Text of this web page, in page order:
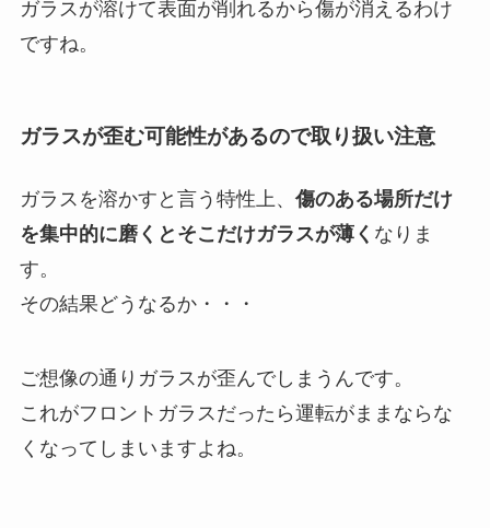
ガラスが溶けて表面が削れるから傷が消えるわけ
ですね。
ガラスが歪む可能性があるので取り扱い注意
ガラスを溶かすと言う特性上、 傷のある場所だけ
を集中的に磨くとそこだけガラスが薄く なりま
す。
その結果どうなるか・・・
ご想像の通りガラスが歪んでしまうんです。
これがフロントガラスだったら運転がままならな
くなってしまいますよね。